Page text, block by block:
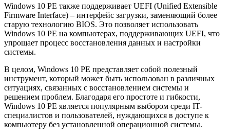
Windows 10 PE также поддерживает UEFI (Unified Extensible
Firmware Interface) – интерфейс загрузки, заменяющий более
старую технологию BIOS. Это позволяет использовать
Windows 10 PE на компьютерах, поддерживающих UEFI, что
упрощает процесс восстановления данных и настройки
системы.
В целом, Windows 10 PE представляет собой полезный
инструмент, который может быть использован в различных
ситуациях, связанных с восстановлением системы и
решением проблем. Благодаря его простоте и гибкости,
Windows 10 PE является популярным выбором среди IT-
специалистов и пользователей, нуждающихся в доступе к
компьютеру без установленной операционной системы.